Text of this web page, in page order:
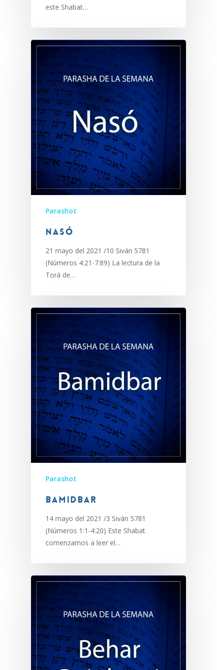
este Shabat…
Parashot
Nasó
21 mayo del 2021 /10 Siván 5781
(Números 4:21-7:89) La lectura de la
Torá de…
Parashot
Bamidbar
14 mayo del 2021 /3 Siván 5781
(Números 1:1-4:20) Este Shabat
comenzamos a leer el…